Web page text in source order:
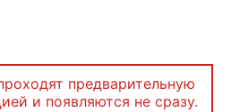
предварительную
и появляются не сразу.